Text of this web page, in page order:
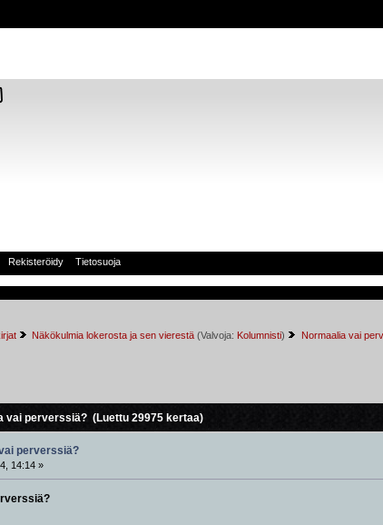
Rekisteröidy Tietosuoja
Näkökulmia lokerosta ja sen vierestä (Valvoja: Kolumnisti) Normaalia vai
vai perverssiä? (Luettu 29975 kertaa)
perverssiä?
14:14 »